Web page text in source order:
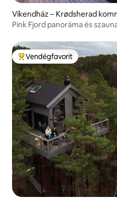
Víkendház – Krødsherad
Pink Fjord panoráma és
Kiemelt vendégfavorit
Vendégfavorit